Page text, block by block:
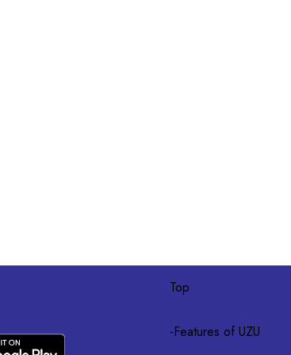
喜愛劇本殺的玩家來說，這是一個值得花錢遊玩的作品。
Top
-Features of UZU